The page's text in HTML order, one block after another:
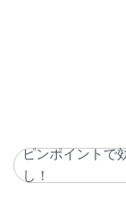
ピンポイントで
し！